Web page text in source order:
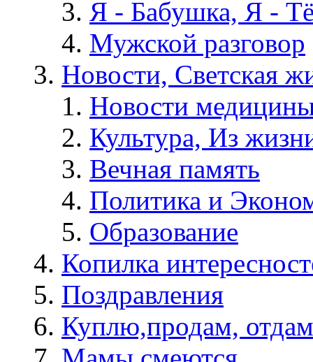
Я - Бабушка, Я -
Мужской разговор
Новости, Светская
Новости
Культура, Из
Вечная память
Политика и
Образование
Копилка
Поздравления
Куплю,продам,